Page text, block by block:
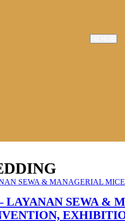
LAYANAN SEWA &